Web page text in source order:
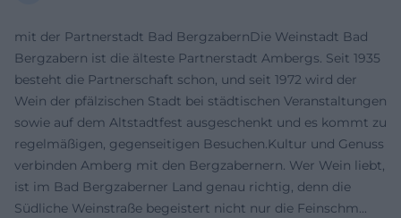
mit der Partnerstadt Bad BergzabernDie Weinstadt Bad
Bergzabern ist die älteste Partnerstadt Ambergs. Seit 1935
besteht die Partnerschaft schon, und seit 1972 wird der
Wein der pfälzischen Stadt bei städtischen Veranstaltungen
sowie auf dem Altstadtfest ausgeschenkt und es kommt zu
regelmäßigen, gegenseitigen Besuchen.Kultur und Genuss
verbinden Amberg mit den Bergzabernern. Wer Wein liebt,
ist im Bad Bergzaberner Land genau richtig, denn die
Südliche Weinstraße begeistert nicht nur die Feinschm...